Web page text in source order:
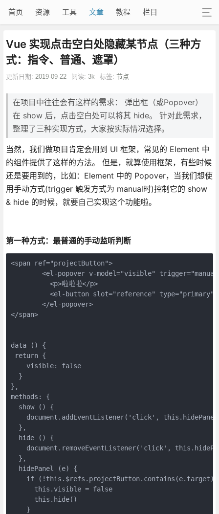
首页 资源 工具 文章 教程 栏目
Vue 实现点击空白处隐藏某节点（三种方
式：指令、普通、遮罩）
更新日期: 2019-09-22 阅读: 3k 标签: 节点
在项目中往往会有这样的需求： 弹出框（或Popover）
在 show 后，点击空白处可以将其 hide。 针对此需求，
整理了三种实现方式，大家按实际情况选择。
当然，我们做项目肯定会用到 UI 框架，常见的 Element 中
的组件提供了这样的方法。 但是，就算使用框架，有些时候
还是要用到的，比如：Element 中的 Popover，当我们想使
用手动方式(trigger 触发方式为 manual时)控制它的 show
& hide 的时候，就要自己实现这个功能啦。
第一种方式：最普通的手动监听判断
<span ref="projectButton">
</span>
data () {
return {
    visible: false
  }
},
methods: {
  show () {
document.addEventListener('click',
  },
  hide () {
document.removeEventListener('click',
  },
  hidePanel (e) {
if
      this.visible = false
      this.hide()
    }